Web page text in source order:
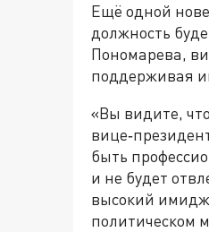
Ещё одной
должность
Пономарева,
поддерживая
«Вы видите,
быть
и не будет
высокий имидж
политическом